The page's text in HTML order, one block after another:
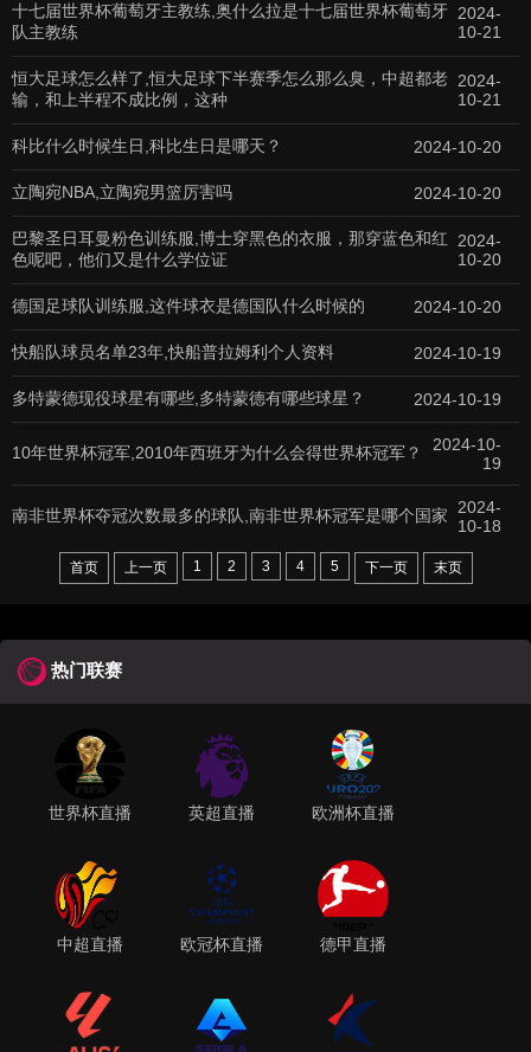
十七届世界杯葡萄牙主教练,奥什么拉是十七届世界杯葡萄牙
队主教练
2024-
10-21
恒大足球怎么样了,恒大足球下半赛季怎么那么臭，中超都老
输，和上半程不成比例，这种
2024-
10-21
科比什么时候生日,科比生日是哪天？ 2024-10-20
立陶宛NBA,立陶宛男篮厉害吗 2024-10-20
巴黎圣日耳曼粉色训练服,博士穿黑色的衣服，那穿蓝色和红
色呢吧，他们又是什么学位证
2024-
10-20
德国足球队训练服,这件球衣是德国队什么时候的 2024-10-20
快船队球员名单23年,快船普拉姆利个人资料 2024-10-19
多特蒙德现役球星有哪些,多特蒙德有哪些球星？ 2024-10-19
10年世界杯冠军,2010年西班牙为什么会得世界杯冠军？
2024-10-
19
南非世界杯夺冠次数最多的球队,南非世界杯冠军是哪个国家
2024-
10-18
首页 上一页 1 2 3 4 5 下一页 末页
热门联赛
世界杯直播 英超直播 欧洲杯直播
中超直播 欧冠杯直播 德甲直播